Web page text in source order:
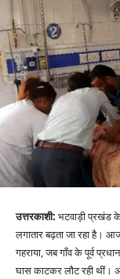
उत्तरकाशी: भटवाड़ी प्रखंड
लगातार बढ़ता जा रहा है।
गहराया, जब गाँव के पूर्व
घास काटकर लौट रही थीं।